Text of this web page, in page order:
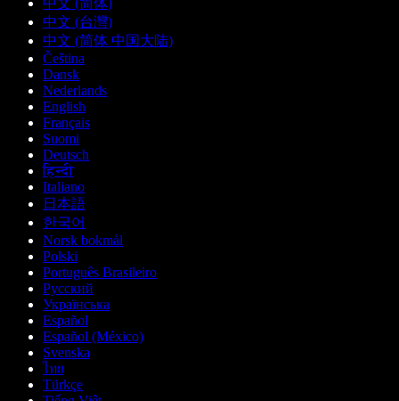
中文 (简体)
中文 (台灣)
中文 (简体 中国大陆)
Čeština
Dansk
Nederlands
English
Français
Suomi
Deutsch
हिन्दी
Italiano
日本語
한국어
Norsk bokmål
Polski
Português Brasileiro
Русский
Українська
Español
Español (México)
Svenska
ไทย
Türkçe